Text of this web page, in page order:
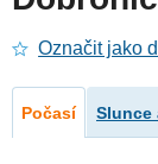
Označit jako
Počasí Slunce